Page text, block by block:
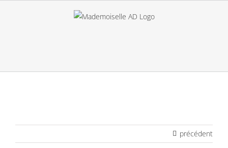
précédent